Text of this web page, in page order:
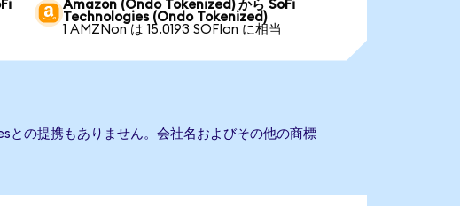
Amazon (Ondo Tokenized) から SoFi
Technologies (Ondo Tokenized)
1 AMZNon は 15.0193 SOFIon に相当
の提携もありません。会社名およびその他の商標